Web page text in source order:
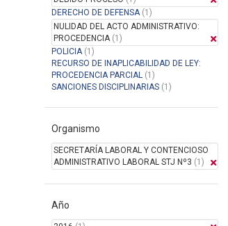
DERECHO DE DEFENSA(1)
NULIDAD DEL ACTO ADMINISTRATIVO:
PROCEDENCIA(1)
POLICIA(1)
RECURSO DE INAPLICABILIDAD DE LEY:
PROCEDENCIA PARCIAL (1)
SANCIONES DISCIPLINARIAS (1)
Organismo
SECRETARÍA LABORAL Y CONTENCIOSO
ADMINISTRATIVO LABORAL STJ Nº3 (1)
Año